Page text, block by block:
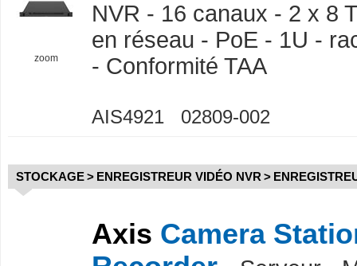
zoom
NVR - 16 canaux - 2 x 8
en réseau - PoE - 1U -
- Conformité TAA
AIS4921 02809-002
STOCKAGE> ENREGISTREUR VIDÉO NVR >
Axis Camera